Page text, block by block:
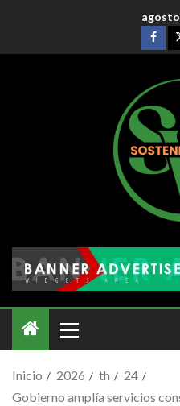
agosto
Inicio 2026 th
24
Gobierno amplía servicios